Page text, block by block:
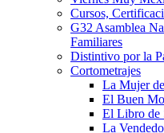
Cursos,
G32 Asamblea
Familiares
Distintivo por la
Cortometrajes
La Mujer
El Buen
El Libro de
La